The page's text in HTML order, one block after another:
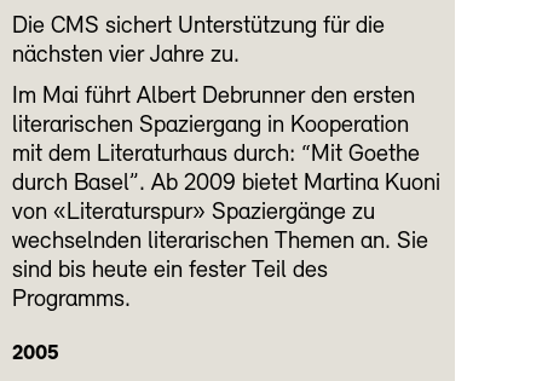
Die CMS sichert Unterstützung für die
nächsten vier Jahre zu.
Im Mai führt Albert Debrunner den ersten
literarischen Spaziergang in Kooperation
mit dem Literaturhaus durch: “Mit Goethe
durch Basel”. Ab 2009 bietet Martina Kuoni
von «Literaturspur» Spaziergänge zu
wechselnden literarischen Themen an. Sie
sind bis heute ein fester Teil des
Programms.
2005